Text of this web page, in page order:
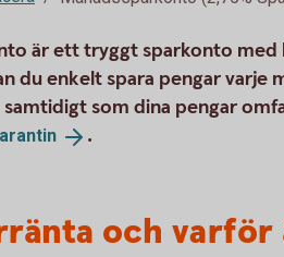
är ett tryggt sparkonto
du enkelt spara pengar varje
som dina pengar
.
och